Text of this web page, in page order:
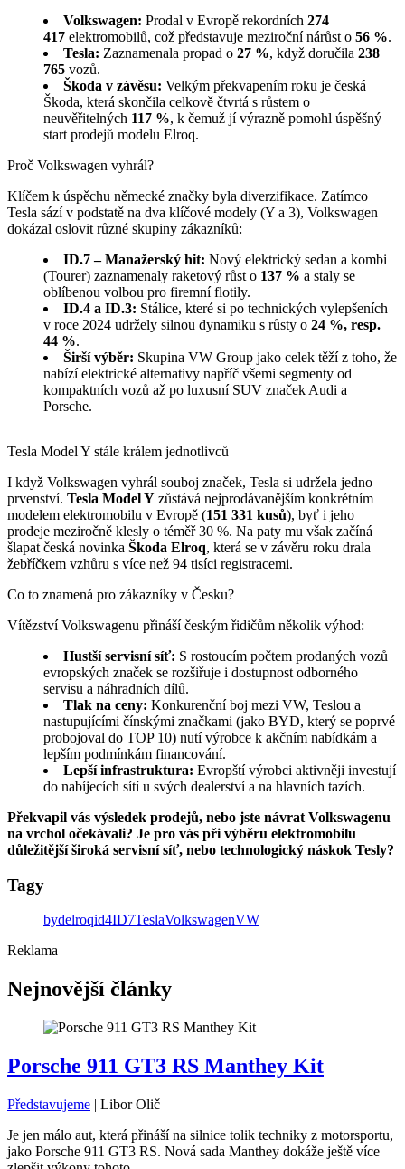
Volkswagen: Prodal v Evropě rekordních 274
417 elektromobilů, což představuje meziroční nárůst o 56 %.
Tesla: Zaznamenala propad o 27 %, když doručila 238
765 vozů.
Škoda v závěsu: Velkým překvapením roku je česká
Škoda, která skončila celkově čtvrtá s růstem o
neuvěřitelných 117 %, k čemuž jí výrazně pomohl úspěšný
start prodejů modelu Elroq.
Proč Volkswagen vyhrál?
Klíčem k úspěchu německé značky byla diverzifikace. Zatímco
Tesla sází v podstatě na dva klíčové modely (Y a 3), Volkswagen
dokázal oslovit různé skupiny zákazníků:
ID.7 – Manažerský hit: Nový elektrický sedan a kombi
(Tourer) zaznamenaly raketový růst o 137 % a staly se
oblíbenou volbou pro firemní flotily.
ID.4 a ID.3: Stálice, které si po technických vylepšeních
v roce 2024 udržely silnou dynamiku s růsty o 24 %, resp.
44 %.
Širší výběr: Skupina VW Group jako celek těží z toho, že
nabízí elektrické alternativy napříč všemi segmenty od
kompaktních vozů až po luxusní SUV značek Audi a
Porsche.
Tesla Model Y stále králem jednotlivců
I když Volkswagen vyhrál souboj značek, Tesla si udržela jedno
prvenství. Tesla Model Y zůstává nejprodávanějším konkrétním
modelem elektromobilu v Evropě (151 331 kusů), byť i jeho
prodeje meziročně klesly o téměř 30 %. Na paty mu však začíná
šlapat česká novinka Škoda Elroq, která se v závěru roku drala
žebříčkem vzhůru s více než 94 tisíci registracemi.
Co to znamená pro zákazníky v Česku?
Vítězství Volkswagenu přináší českým řidičům několik výhod:
Hustší servisní síť: S rostoucím počtem prodaných vozů
evropských značek se rozšiřuje i dostupnost odborného
servisu a náhradních dílů.
Tlak na ceny: Konkurenční boj mezi VW, Teslou a
nastupujícími čínskými značkami (jako BYD, který se poprvé
probojoval do TOP 10) nutí výrobce k akčním nabídkám a
lepším podmínkám financování.
Lepší infrastruktura: Evropští výrobci aktivněji investují
do nabíjecích sítí u svých dealerství a na hlavních tazích.
Překvapil vás výsledek prodejů, nebo jste návrat Volkswagenu
na vrchol očekávali? Je pro vás při výběru elektromobilu
důležitější široká servisní síť, nebo technologický náskok Tesly?
Tagy
bydelroqid4ID7TeslaVolkswagenVW
Reklama
Nejnovější články
Porsche 911 GT3 RS Manthey Kit
Představujeme | Libor Olič
Je jen málo aut, která přináší na silnice tolik techniky z motorsportu,
jako Porsche 911 GT3 RS. Nová sada Manthey dokáže ještě více